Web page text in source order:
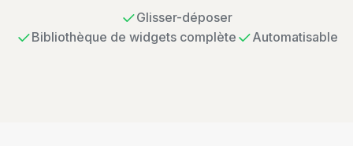
Glisser-déposer
Bibliothèque de widgets complète
Automatisable